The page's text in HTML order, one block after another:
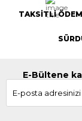
TAKSİTLİ
E-Bültene